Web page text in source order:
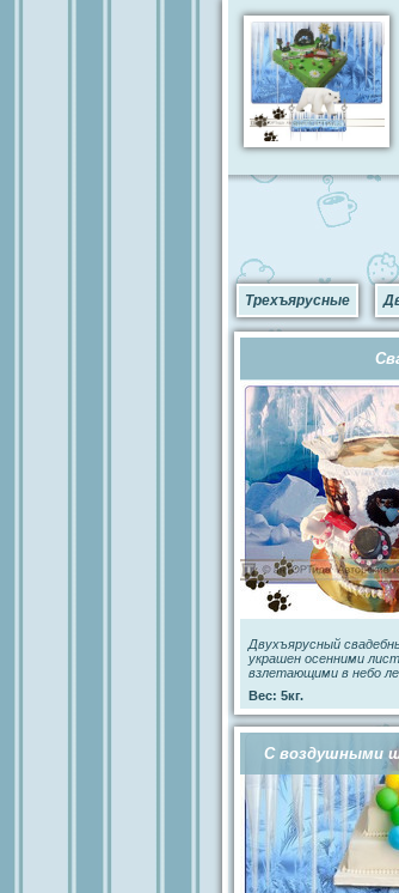
Трехъярусные
Двухъярусный
украшен осенними
взлетающими в небо
Вес: 5кг.
С воздушными